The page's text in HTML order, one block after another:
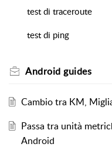
test di traceroute
test di ping
Android guides
Cambio tra KM,
Passa tra unità
Android